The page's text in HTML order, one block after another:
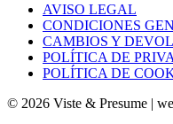
AVISO LEGAL
CONDICIONES
CAMBIOS Y
POLÍTICA DE
POLÍTICA DE
© 2026 Viste & Presume |